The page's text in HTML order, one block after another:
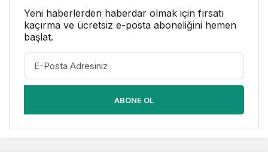
Yeni haberlerden haberdar olmak için fırsatı
kaçırma ve ücretsiz e-posta aboneliğini hemen
başlat.
ABONE OL